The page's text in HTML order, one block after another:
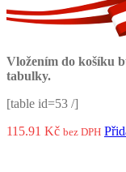
Vložením do košíku
tabulky.
[table id=53 /]
115.91 Kč bez DPH